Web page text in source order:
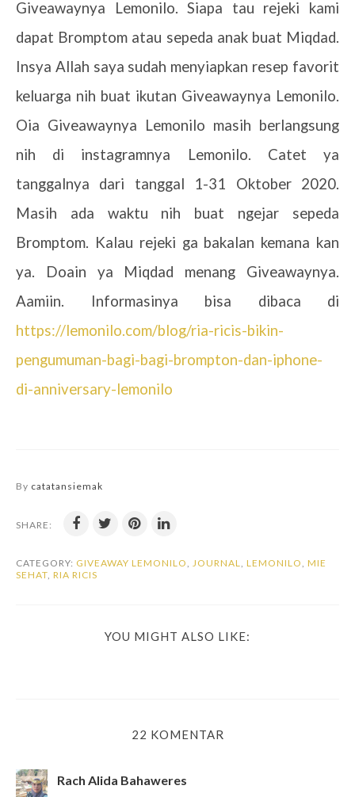
Giveawaynya Lemonilo. Siapa tau rejeki kami
dapat Bromptom atau sepeda anak buat Miqdad.
Insya Allah saya sudah menyiapkan resep favorit
keluarga nih buat ikutan Giveawaynya Lemonilo.
Oia Giveawaynya Lemonilo masih berlangsung
nih di instagramnya Lemonilo. Catet ya
tanggalnya dari tanggal 1-31 Oktober 2020.
Masih ada waktu nih buat ngejar sepeda
Bromptom. Kalau rejeki ga bakalan kemana kan
ya. Doain ya Miqdad menang Giveawaynya.
Aamiin. Informasinya bisa dibaca di
https://lemonilo.com/blog/ria-ricis-bikin-
pengumuman-bagi-bagi-brompton-dan-iphone-
di-anniversary-lemonilo
By catatansiemak
SHARE:
CATEGORY: GIVEAWAY LEMONILO, JOURNAL, LEMONILO, MIE
SEHAT, RIA RICIS
YOU MIGHT ALSO LIKE:
22 KOMENTAR
Rach Alida Bahaweres